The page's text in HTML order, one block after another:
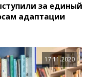
за единый
адаптации
17.11.2020